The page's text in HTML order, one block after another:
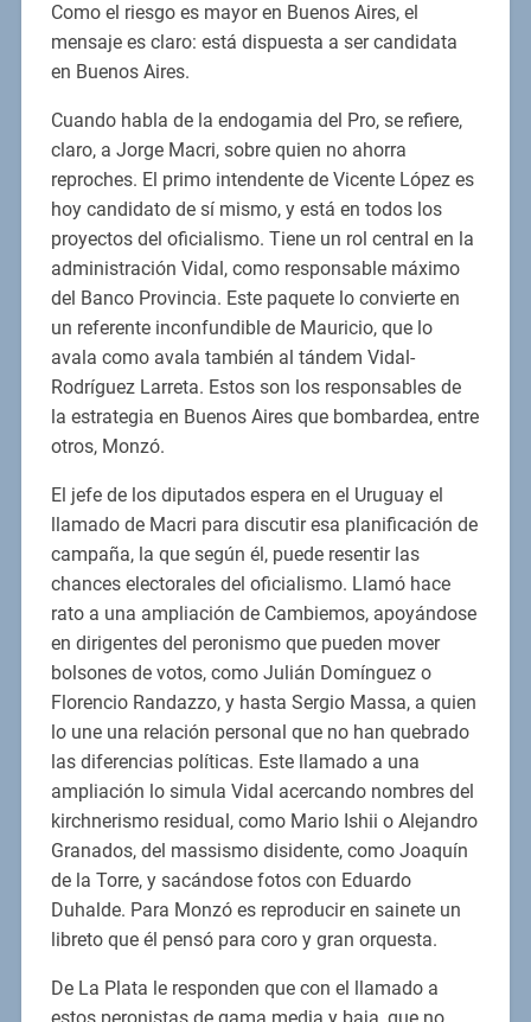
Como el riesgo es mayor en Buenos Aires, el
mensaje es claro: está dispuesta a ser candidata
en Buenos Aires.
Cuando habla de la endogamia del Pro, se refiere,
claro, a Jorge Macri, sobre quien no ahorra
reproches. El primo intendente de Vicente López es
hoy candidato de sí mismo, y está en todos los
proyectos del oficialismo. Tiene un rol central en la
administración Vidal, como responsable máximo
del Banco Provincia. Este paquete lo convierte en
un referente inconfundible de Mauricio, que lo
avala como avala también al tándem Vidal-
Rodríguez Larreta. Estos son los responsables de
la estrategia en Buenos Aires que bombardea, entre
otros, Monzó.
El jefe de los diputados espera en el Uruguay el
llamado de Macri para discutir esa planificación de
campaña, la que según él, puede resentir las
chances electorales del oficialismo. Llamó hace
rato a una ampliación de Cambiemos, apoyándose
en dirigentes del peronismo que pueden mover
bolsones de votos, como Julián Domínguez o
Florencio Randazzo, y hasta Sergio Massa, a quien
lo une una relación personal que no han quebrado
las diferencias políticas. Este llamado a una
ampliación lo simula Vidal acercando nombres del
kirchnerismo residual, como Mario Ishii o Alejandro
Granados, del massismo disidente, como Joaquín
de la Torre, y sacándose fotos con Eduardo
Duhalde. Para Monzó es reproducir en sainete un
libreto que él pensó para coro y gran orquesta.
De La Plata le responden que con el llamado a